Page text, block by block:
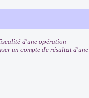
d'une opération
un compte de résultat d'une